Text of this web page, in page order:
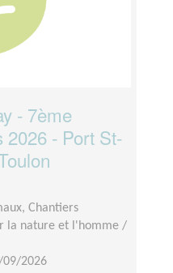
- 7ème
2026 - Port St-
Chantiers
la nature et l'homme /
09/2026